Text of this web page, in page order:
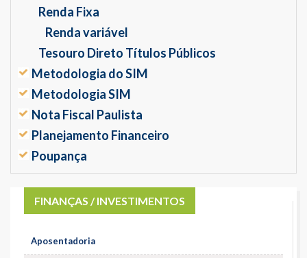
Renda Fixa
Renda variável
Tesouro Direto Títulos Públicos
Metodologia do SIM
Metodologia SIM
Nota Fiscal Paulista
Planejamento Financeiro
Poupança
FINANÇAS / INVESTIMENTOS
Aposentadoria